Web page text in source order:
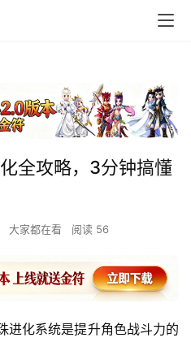
全攻略，3分钟搞懂
大家都在看 阅读 56
进化系统是提升角色战斗力的